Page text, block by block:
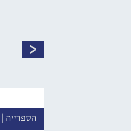
הספרייה |